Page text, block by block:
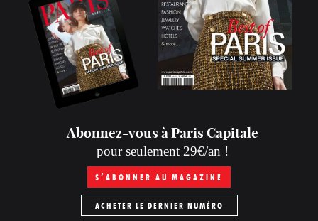
Abonnez-vous à Paris Capitale
pour seulement 29€/an !
S’ABONNER AU MAGAZINE
ACHETER LE DERNIER NUMÉRO